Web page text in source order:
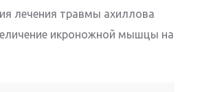
лечения травмы ахиллова
икроножной мышцы на